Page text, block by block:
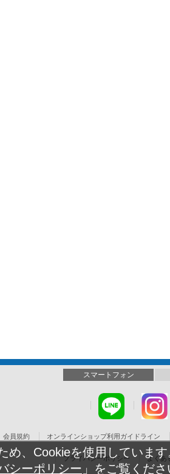
スマートフォン
会員規約 オンラインショップ利用ガイドライン
プライバシーポリシー よくあ
め、Cookieを使用していま
シーポリシー 」をご覧くださ